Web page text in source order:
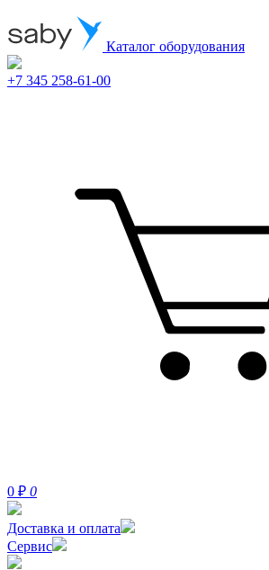
Каталог оборудования
+7 345 258-61-00
0 ₽ 0
Доставка и оплата
Сервис